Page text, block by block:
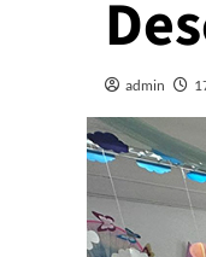
admin